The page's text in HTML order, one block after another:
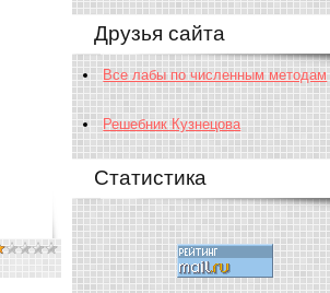
Друзья сайта
Все лабы по численным методам
Решебник Кузнецова
Статистика